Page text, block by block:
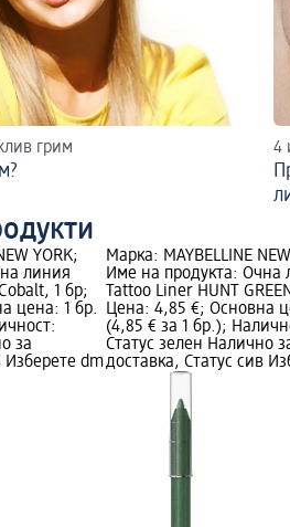
грим 4
YORK;
линия
1 бр;
цена: 1 бр.
за
Изберете dm
Марка: MAYBELLINE
Име на продукта: Очна
Tattoo Liner HUNT
Цена: 4,85 €; Основна
(4,85 € за 1 бр.);
Статус зелен Налично
доставка, Статус сив